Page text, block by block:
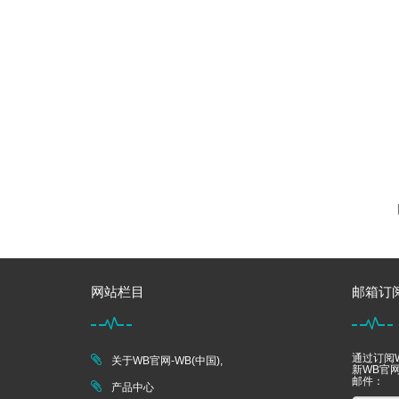
网站栏目
关于WB官网-WB(中国),
产品中心
邮箱订
通过订阅
新WB官
邮件：